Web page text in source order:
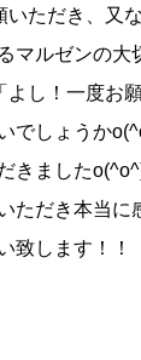
ただき、又
マルゼンの大
し！一度お
でしょうか
きました
ただき本当に
致します！！